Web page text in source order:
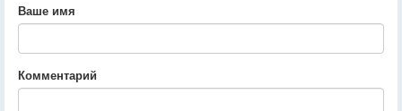
Ваше имя
Комментарий